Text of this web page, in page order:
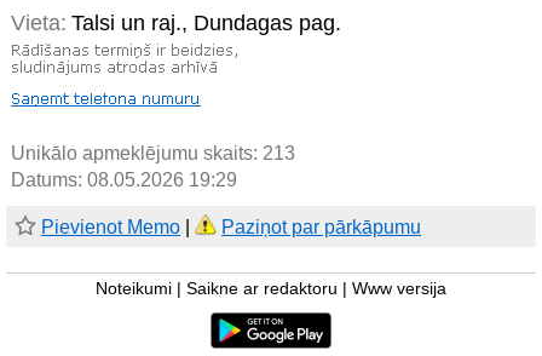
Vieta: Talsi un raj., Dundagas pag.
Unikālo apmeklējumu skaits: 213
Datums: 08.05.2026 19:29
Pievienot Memo Paziņot par pārkāpumu
Noteikumi Saikne ar redaktoru Www versija